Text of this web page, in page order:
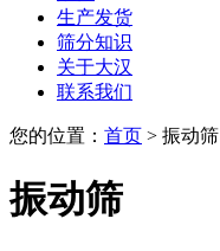
生产发货
筛分知识
关于大汉
联系我们
您的位置： 首页 > 振动筛
振动筛